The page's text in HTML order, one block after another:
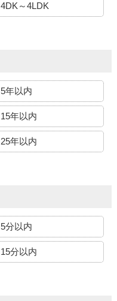
4DK～4LDK
5年以内
15年以内
25年以内
5分以内
15分以内